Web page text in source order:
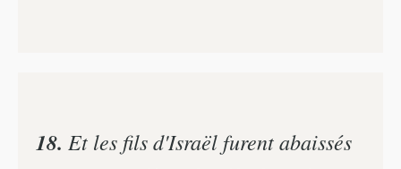
18. Et les fils d'Israël furent abaissés